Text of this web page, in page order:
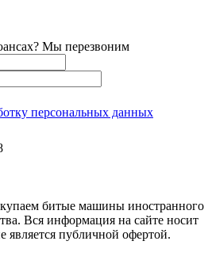
Мы перезвоним
персональных данных
битые машины иностранного
Вся информация на сайте носит
является публичной офертой.